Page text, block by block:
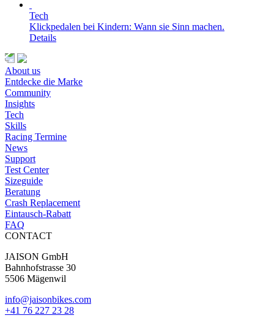
Tech
Klickpedalen bei Kindern: Wann sie Sinn machen.
Details
About us
Entdecke die Marke
Community
Insights
Tech
Skills
Racing Termine
News
Support
Test Center
Sizeguide
Beratung
Crash Replacement
Eintausch-Rabatt
FAQ
CONTACT
JAISON GmbH
Bahnhofstrasse 30
5506 Mägenwil
info@jaisonbikes.com
+41 76 227 23 28